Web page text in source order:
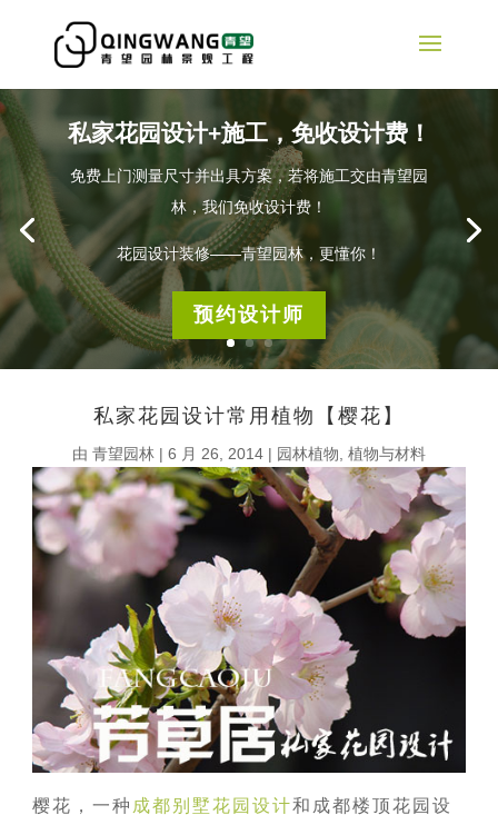
私家花园设计+施工，免收设计费！
免费上门测量尺寸并出具方案，若将施工交由青望园
林，我们免收设计费！
花园设计装修——青望园林，更懂你！
预约设计师
私家花园设计常用植物【樱花】
由 青望园林 | 6 月 26, 2014 | 园林植物 植物与材料
樱花，一种 成都别墅花园设计和成都楼顶花园设